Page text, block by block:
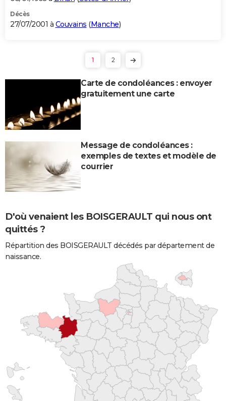
Décès
27/07/2001 à Couvains (Manche)
1 2
Carte de condoléances : envoyer
gratuitement une carte
Message de condoléances :
exemples de textes et modèle de
courrier
D'où venaient les BOISGERAULT qui nous ont
quittés ?
Répartition des BOISGERAULT décédés par département de
naissance.